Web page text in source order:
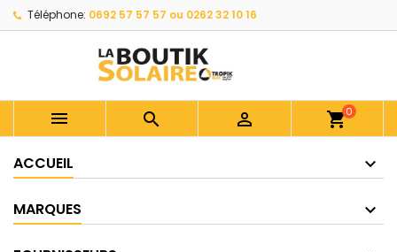
Téléphone: 0692 57 57 57 ou 0262 32 10 16
   shopping_cart0
ACCUEIL
MARQUES